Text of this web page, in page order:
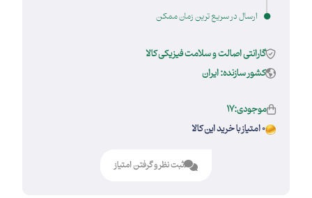
ارسال در سریع ترین زمان ممکن
گارانتی اصالت و سلامت فیزیکی کالا
کشور سازنده: ایران
موجودی:17
0 امتیاز با خرید این کالا
ثبت نظر و گرفتن امتیاز